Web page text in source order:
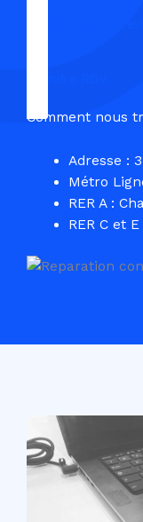
Comment nous
Adresse :
Métro
RER A :
RER C et